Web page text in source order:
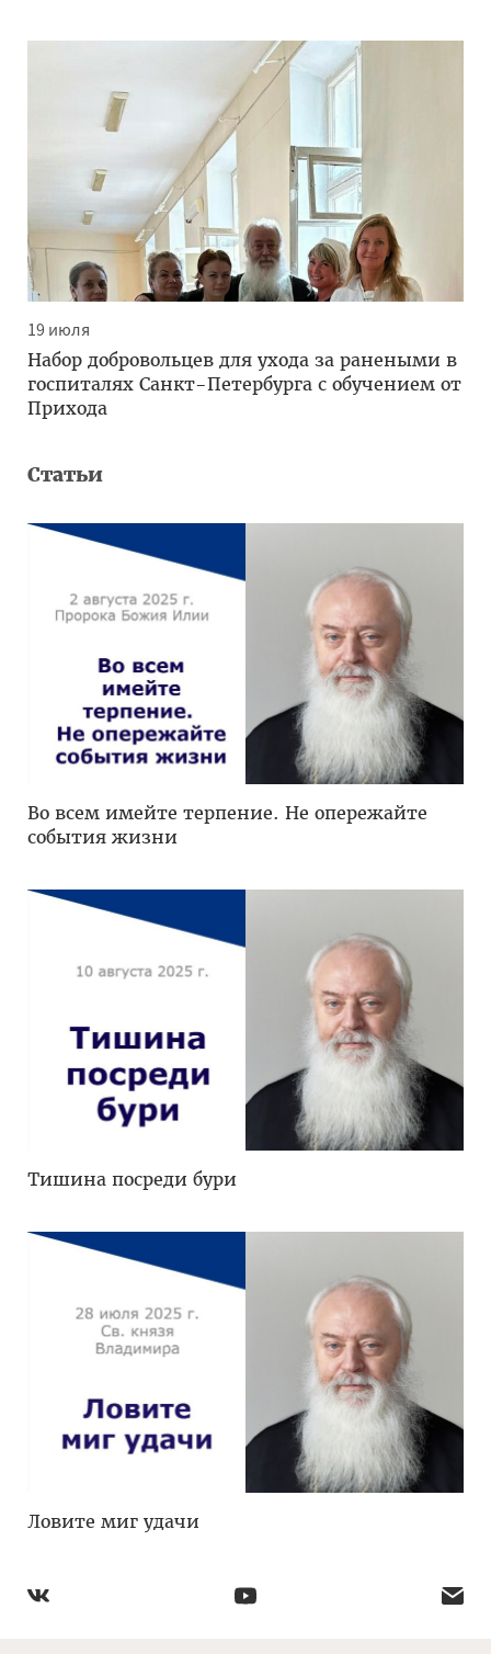
19 июля
Набор добровольцев для ухода за ранеными в
госпиталях Санкт-Петербурга с обучением от
Прихода
Статьи
Во всем имейте терпение. Не опережайте
события жизни
Тишина посреди бури
Ловите миг удачи